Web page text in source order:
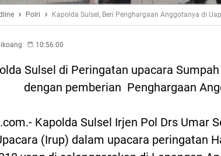
Polri Kapolda Sulsel, Beri Penghargaan Anggotanya di
10:56:00
Sulsel di Peringatan upacara
dengan pemberian Penghargaan
Kapolda Sulsel Irjen Pol Drs Umar
(Irup) dalam upacara peringatan